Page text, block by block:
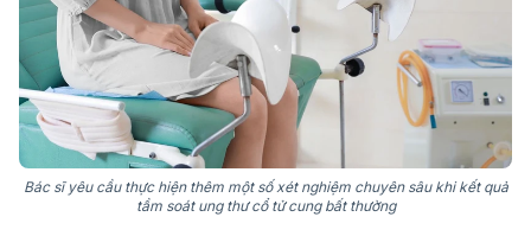
Bác sĩ yêu cầu thực hiện thêm một số xét nghiệm chuyên sâu khi kết quả
tầm soát ung thư cổ tử cung bất thường